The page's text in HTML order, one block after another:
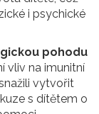
i psychické
pohodu
vliv na imunitní
vytvořit
s dítětem o